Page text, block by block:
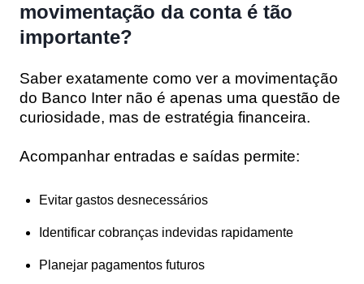
movimentação da conta é tão
importante?
Saber exatamente como ver a movimentação
do Banco Inter não é apenas uma questão de
curiosidade, mas de estratégia financeira.
Acompanhar entradas e saídas permite:
Evitar gastos desnecessários
Identificar cobranças indevidas rapidamente
Planejar pagamentos futuros